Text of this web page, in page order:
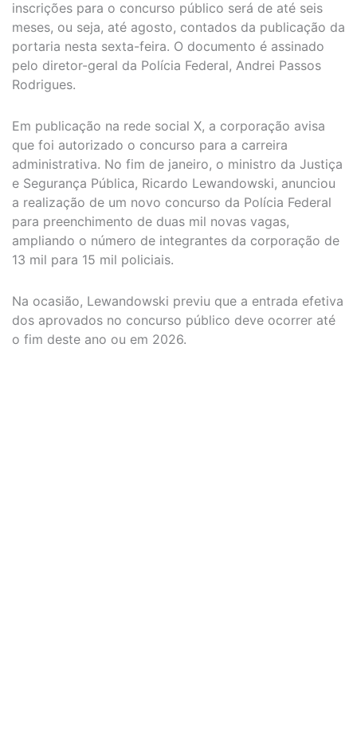
inscrições para o concurso público será de até seis
meses, ou seja, até agosto, contados da publicação da
portaria nesta sexta-feira. O documento é assinado
pelo diretor-geral da Polícia Federal, Andrei Passos
Rodrigues.
Em publicação na rede social X, a corporação avisa
que foi autorizado o concurso para a carreira
administrativa. No fim de janeiro, o ministro da Justiça
e Segurança Pública, Ricardo Lewandowski, anunciou
a realização de um novo concurso da Polícia Federal
para preenchimento de duas mil novas vagas,
ampliando o número de integrantes da corporação de
13 mil para 15 mil policiais.
Na ocasião, Lewandowski previu que a entrada efetiva
dos aprovados no concurso público deve ocorrer até
o fim deste ano ou em 2026.